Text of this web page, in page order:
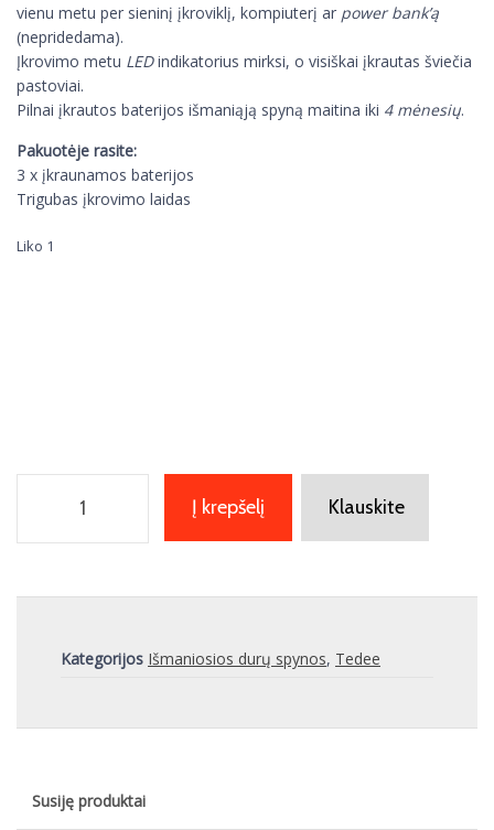
vienu metu per sieninį įkroviklį, kompiuterį ar power bank’ą
(nepridedama).
Įkrovimo metu LEDindikatorius mirksi, o visiškai įkrautas šviečia
pastoviai.
Pilnai įkrautos baterijos išmaniąją spyną maitina iki 4 mėnesių.
Pakuotėje rasite:
3 x įkraunamos baterijos
Trigubas įkrovimo laidas
Liko 1
Į krepšelį Klauskite
Kategorijos Išmaniosios durų spynos, Tedee
Susiję produktai